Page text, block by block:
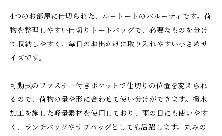
4つのお部屋に仕切られた、ルートートのパルーティです。荷
物を整理しやすい仕切りトートバッグで、必要なものを分け
て収納しやすく、毎日のお出かけに取り入れやすい小さめサ
イズです。
可動式のファスナー付きポケットで仕切りの位置を変えられ
るので、荷物の量や形に合わせて使い分けができます。撥水
加工を施した軽量素材を使用しており、雨の日にも使いやす
く、ランチバッグやサブバッグとしても活躍します。丸みの